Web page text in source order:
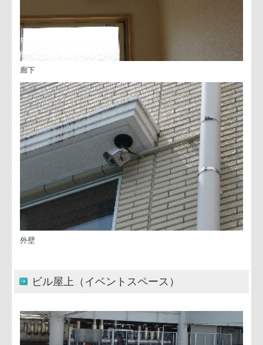
廊下
外壁
ビル屋上（イベントスペース）